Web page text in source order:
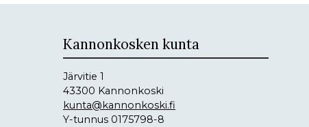
Kannonkosken kunta
Järvitie 1
43300 Kannonkoski
kunta@kannonkoski.fi
Y-tunnus 0175798-8